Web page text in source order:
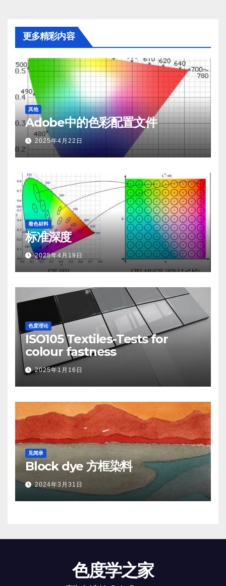
更多精彩内容
其他
Adobe中的色彩配置文件
2025年4月22日
着色材料
标准深度
2025年4月19日
色度理论
ISO105 Textiles-Tests for
colour fastness
2025年1月16日
见闻录
Block dye 方框染料
2024年3月31日
色度学之家